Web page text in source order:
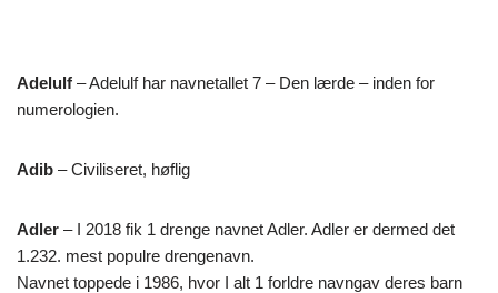
Adelulf – Adelulf har navnetallet 7 – Den lærde – inden for
numerologien.
Adib – Civiliseret, høflig
Adler – I 2018 fik 1 drenge navnet Adler. Adler er dermed det
1.232. mest populre drengenavn.
Navnet toppede i 1986, hvor I alt 1 forldre navngav deres barn